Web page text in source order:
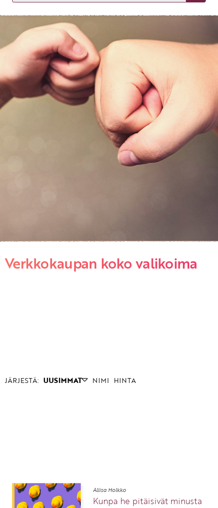
KIRJAUDU SISÄÄN
Etkö ole vielä asiakkaamme?
Luo asiakastili tästä!
Verkkokaupan koko valikoima
JÄRJESTÄ: UUSIMMAT NIMI HINTA
Allisa Holkko
Kunpa he pitäisivät minusta